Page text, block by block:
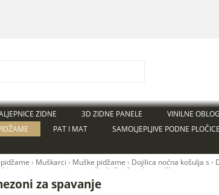
za spavanje
ZIDNE 3D ZIDNE PANELE VINILNE
PAT I MAT SAMOLJEPLJIVE PODNE PLOČICE
› Muškarci › Muške pidžame › Dojilica noćna košulja s ›
za spavanje, ogrtači, dječje, ženske, muške